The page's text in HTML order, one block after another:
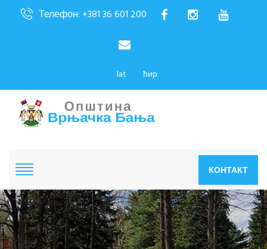
Телефон: +381 36 601 200
lat ћир
КОНТАКТ